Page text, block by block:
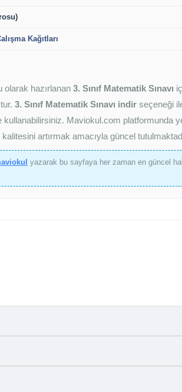
Kağıtları
olarak hazırlanan 3. Sınıf Matematik Sınavı
3. Sınıf Matematik Sınavı indir seçeneği
kullanabilirsiniz. Maviokul.com platformunda
artırmak amacıyla güncel
yazarak bu sayfaya her zaman en güncel